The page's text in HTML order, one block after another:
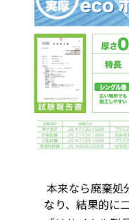
家、マンションを
建てる（建築）
イベント設置・
バリケード（保安）
本来なら廃棄処
なり、結果的に